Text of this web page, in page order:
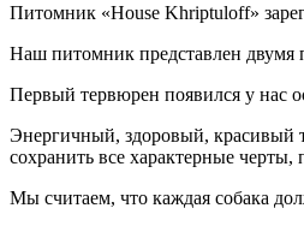
Питомник «House Khriptuloff»
Наш питомник представлен двумя
Первый тервюрен появился у нас
Энергичный, здоровый, красивый
сохранить все характерные черты,
Мы считаем, что каждая собака